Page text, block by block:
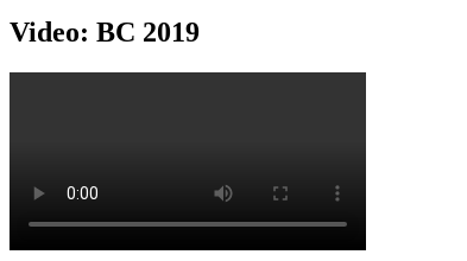
Video: BC 2019